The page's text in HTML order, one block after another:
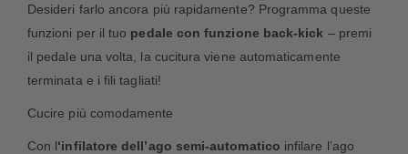
Desideri farlo ancora più rapidamente? Programma queste
funzioni per il tuo pedale con funzione back-kick – premi
il pedale una volta, la cucitura viene automaticamente
terminata e i fili tagliati!
Cucire più comodamente
Con l‘infilatore dell’ago semi-automatico infilare l’ago